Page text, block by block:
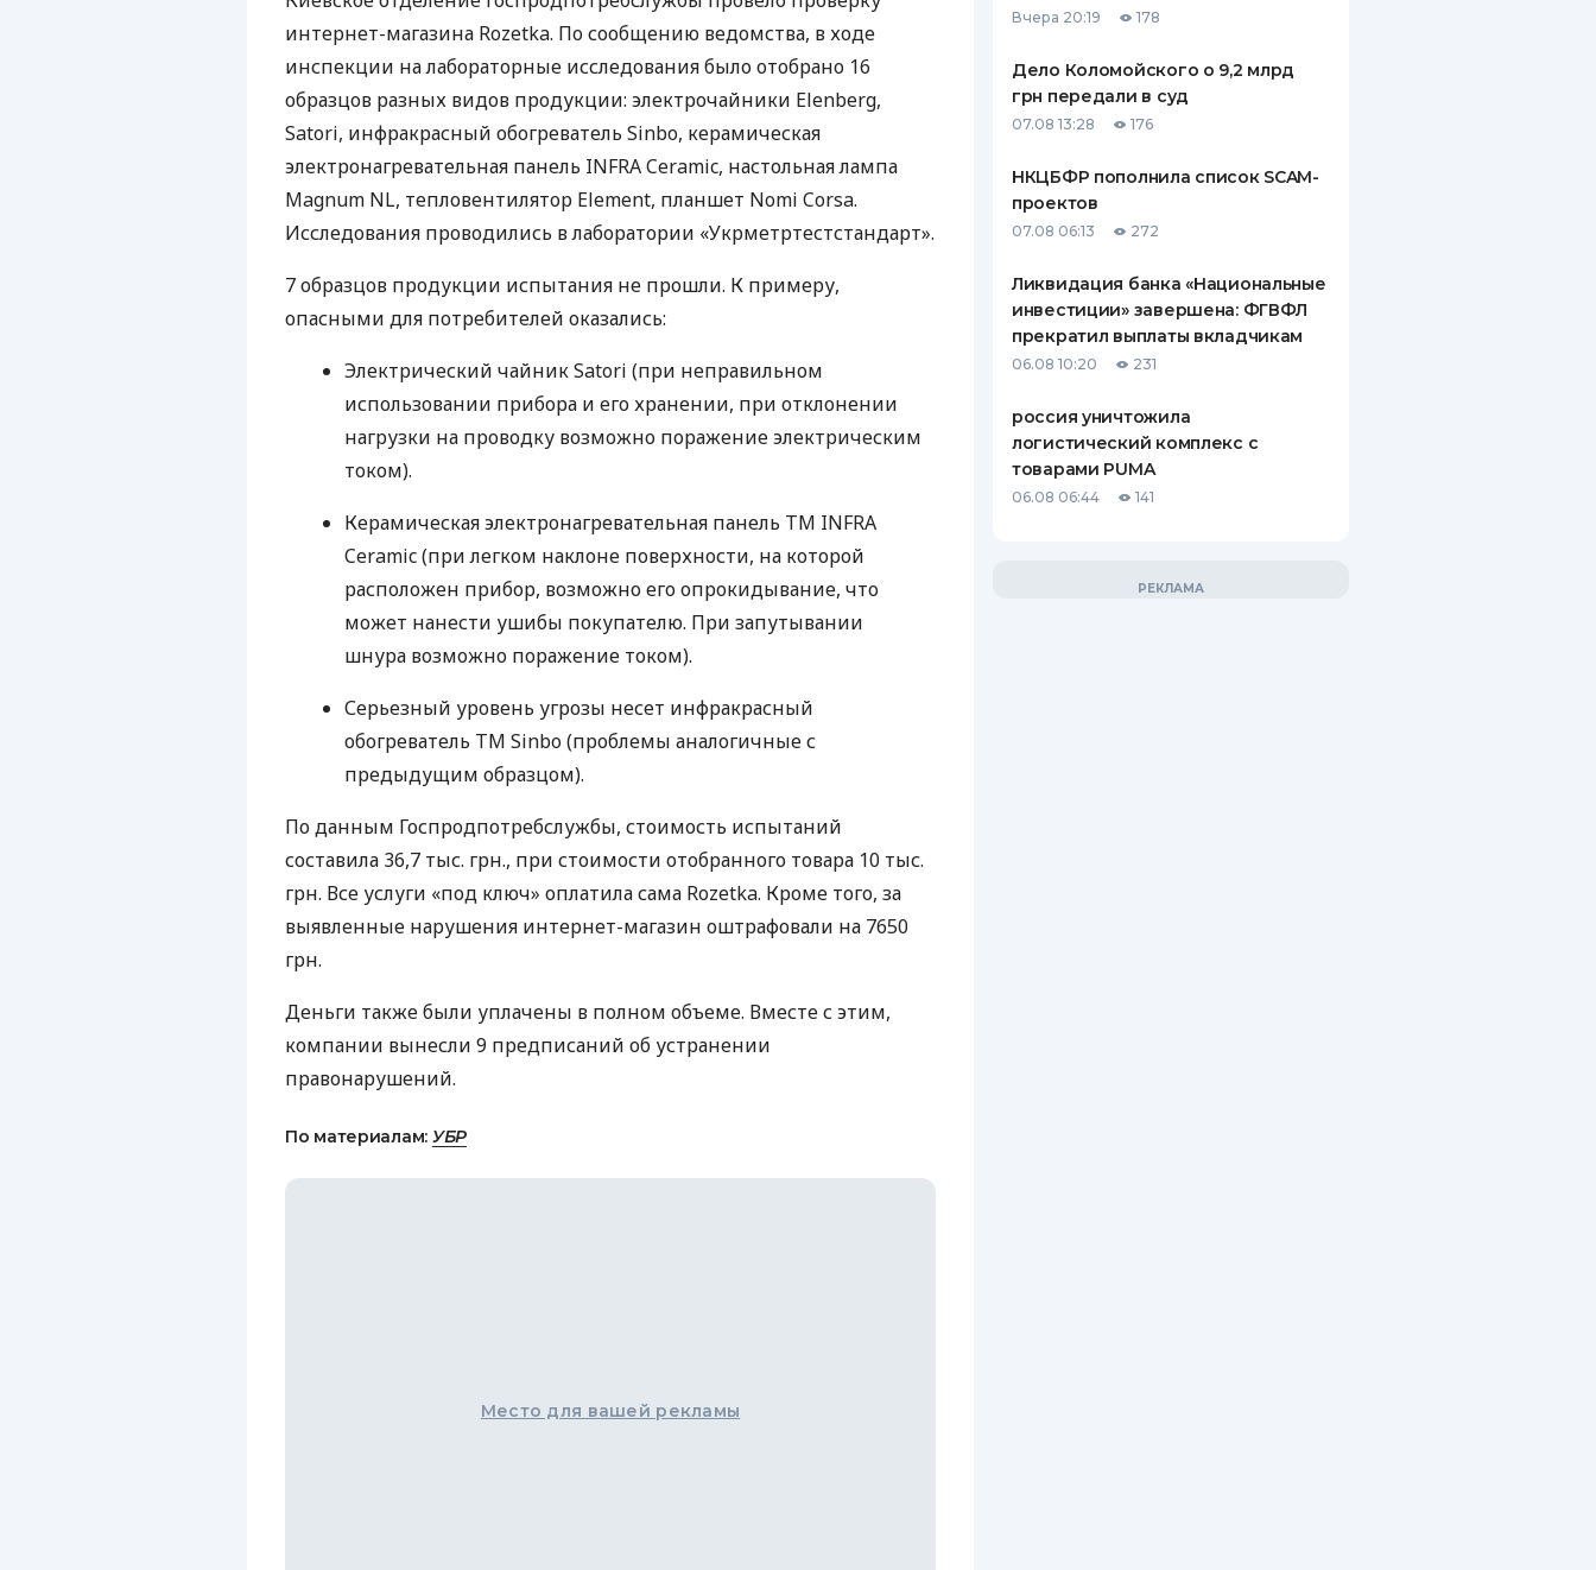
ЕЖЕМЕСЯЧНЫЙ ОБЗОР
КЕШБЭКА
ПУТЕВОДИТЕЛИ ПО
БАНКОВСКИМ КАРТАМ
ВСЕ СТРАХОВЫЕ ПОЛИСЫ
ОТЗЫВЫ О СТРАХОВЫХ
КОМПАНИЯХ
ДОСТАВКА И ОПЛАТА
КОНТАКТЫ
интернет-магазина Rozetka. По сообщению ведомства, в ходе
инспекции на лабораторные исследования было отобрано 16
образцов разных видов продукции: электрочайники Elenberg,
Satori, инфракрасный обогреватель Sinbo, керамическая
электронагревательная панель INFRACeramic, настольная лампа
Magnum NL, тепловентилятор Element, планшет Nomi Corsa.
Исследования проводились в лаборатории «Укрметртестстандарт».
7 образцов продукции испытания не прошли. К примеру,
опасными для потребителей оказались:
Электрический чайник Satori (при неправильном
использовании прибора и его хранении, при отклонении
нагрузки на проводку возможно поражение электрическим
током).
Керамическая электронагревательная панель ТМ INFRA
Ceramic (при легком наклоне поверхности, на которой
расположен прибор, возможно его опрокидывание, что
может нанести ушибы покупателю. При запутывании
шнура возможно поражение током).
Серьезный уровень угрозы несет инфракрасный
обогреватель ТМ Sinbo (проблемы аналогичные с
предыдущим образцом).
По данным Госпродпотребслужбы, стоимость испытаний
составила 36,7 тыс. грн., при стоимости отобранного товара 10 тыс.
грн. Все услуги «под ключ» оплатила сама Rozetka. Кроме того, за
выявленные нарушения интернет-магазин оштрафовали на 7650
грн.
Деньги также были уплачены в полном объеме. Вместе с этим,
компании вынесли 9 предписаний об устранении
правонарушений.
По материалам: УБР
Место для вашей рекламы
Вчера 20:19 178
Дело Коломойского о 9,2 млрд
грн передали в суд
07.08 13:28 176
НКЦБФР пополнила список SCAM-
проектов
07.08 06:13 272
Ликвидация банка «Национальные
инвестиции» завершена: ФГВФЛ
прекратил выплаты вкладчикам
06.08 10:20 231
россия уничтожила
логистический комплекс с
товарами PUMA
06.08 06:44 141